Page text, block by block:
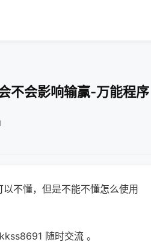
不会影响输赢-万能程序
不懂，但是不能不懂怎么使用
随时交流 。